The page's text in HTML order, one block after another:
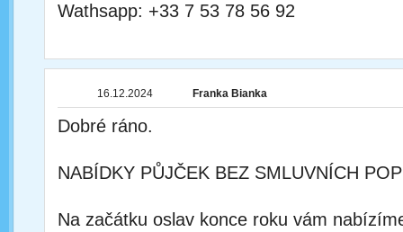
Wathsapp: +33 7 53 78 56 92
16.12.2024 Franka Bianka
Dobré ráno.
NABÍDKY PŮJČEK BEZ SMLUVNÍCH
Na začátku oslav konce roku vám